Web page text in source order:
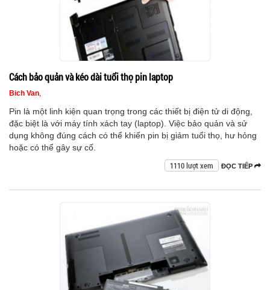
Cách bảo quản và kéo dài tuổi thọ pin laptop
Bich Van,
Pin là một linh kiện quan trọng trong các thiết bị điện tử di động,
đặc biệt là với máy tính xách tay (laptop). Việc bảo quản và sử
dụng không đúng cách có thể khiến pin bị giảm tuổi thọ, hư hỏng
hoặc có thể gây sự cố.
ĐỌC TIẾP
1110 lượt xem